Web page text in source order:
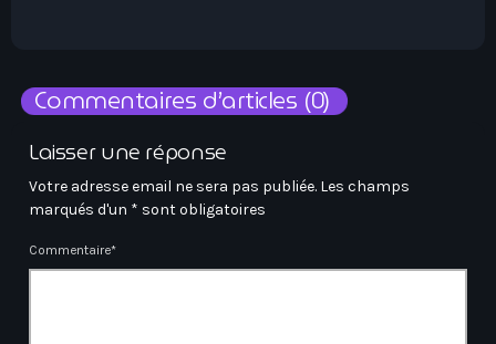
Commentaires d’articles (0)
Laisser une réponse
Votre adresse email ne sera pas publiée. Les champs
marqués d'un * sont obligatoires
Commentaire*